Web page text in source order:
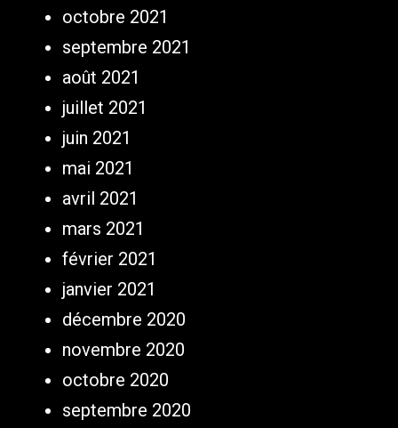
octobre 2021
septembre 2021
août 2021
juillet 2021
juin 2021
mai 2021
avril 2021
mars 2021
février 2021
janvier 2021
décembre 2020
novembre 2020
octobre 2020
septembre 2020